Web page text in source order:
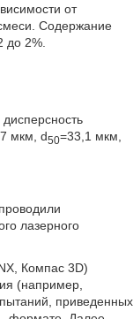
от
Содержание
до 2%.
мкм, d50=33,1 мкм,
лазерного
Компас 3D)
(например,
приведенных